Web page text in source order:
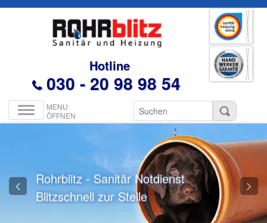
Hotline
030 - 20 98 98 54
TOGGLE
NAVIGATION
Rohrblitz - Sanitär Notdienst
Blitzschnell zur Stelle